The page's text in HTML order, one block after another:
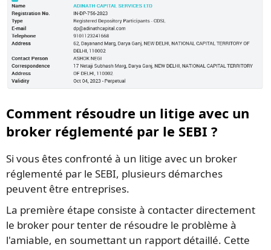
Comment résoudre un litige avec un
broker réglementé par le SEBI ?
Si vous êtes confronté à un litige avec un broker
réglementé par le SEBI, plusieurs démarches
peuvent être entreprises.
La première étape consiste à contacter directement
le broker pour tenter de résoudre le problème à
l'amiable, en soumettant un rapport détaillé. Cette